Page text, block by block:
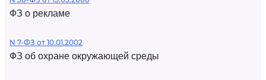
ФЗ о рекламе
N 7-ФЗ от 10.01.2002
ФЗ об охране окружающей среды